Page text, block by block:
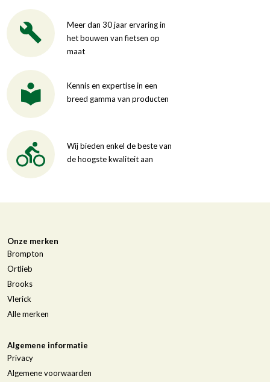
Meer dan 30 jaar ervaring in
het bouwen van fietsen op
maat
Kennis en expertise in een
breed gamma van producten
Wij bieden enkel de beste van
de hoogste kwaliteit aan
Onze merken
Brompton
Ortlieb
Brooks
Vlerick
Alle merken
Algemene informatie
Privacy
Algemene voorwaarden